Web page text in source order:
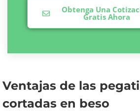
Obtenga Una
Gratis Ahora
Ventajas de las
cortadas en beso